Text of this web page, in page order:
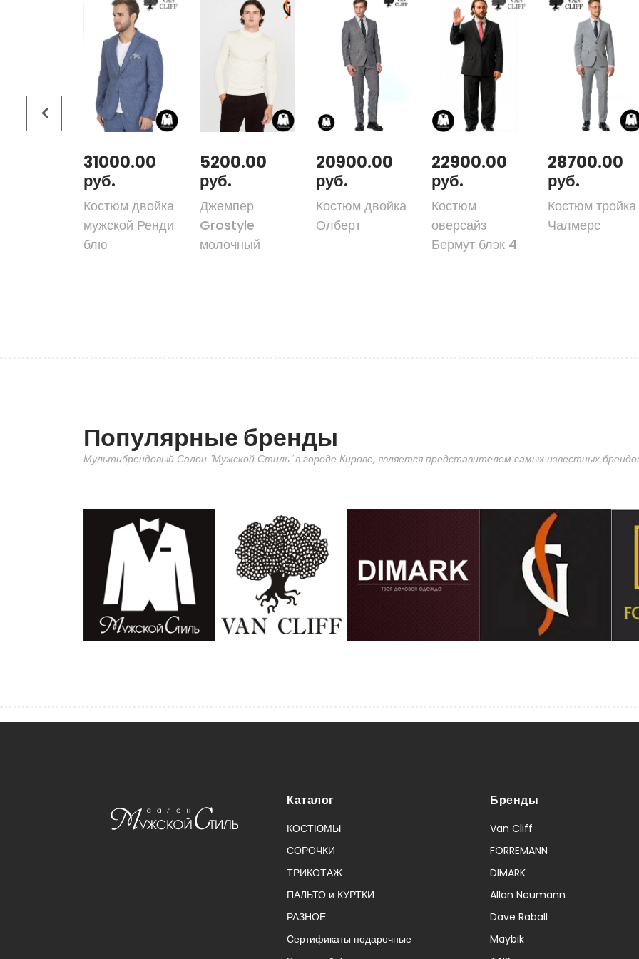
31000.00
руб.
Костюм двойка
мужской Ренди
блю
5200.00
руб.
Джемпер
Grostyle
молочный
20900.00
руб.
Костюм двойка
Олберт
22900.00
руб.
Костюм
оверсайз
Бермут блэк 4
28700.00
руб.
Костюм тройка
Чалмерс
Популярные бренды
Мультибрендовый Салон "Мужской Стиль" в городе Кирове, является представителем самых известных
Каталог
КОСТЮМЫ
СОРОЧКИ
ТРИКОТАЖ
ПАЛЬТО и КУРТКИ
РАЗНОЕ
Сертификаты подарочные
Бренды
Van Cliff
FORREMANN
DIMARK
Allan Neumann
Dave Raball
Maybik